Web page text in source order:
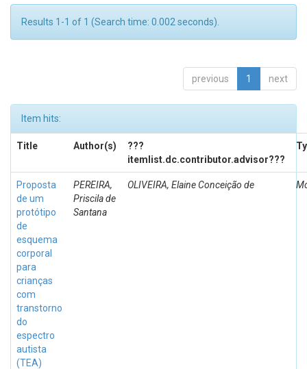
Results 1-1 of 1 (Search time: 0.002 seconds).
previous 1 next
Item hits:
Title Author(s)
???
itemlist.dc.contributor.advisor???
Proposta
de um
protótipo
de
esquema
corporal
para
crianças
com
transtorno
do
espectro
autista
(TEA)
PEREIRA,
Priscila de
Santana
OLIVEIRA, Elaine Conceição de